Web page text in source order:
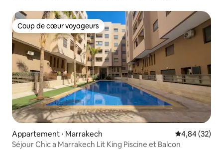
Coup de cœur voyageurs
Coup de cœur voyageurs
Appartement ⋅ Marrakech Évaluation
4,84 (32)
Séjour Chic a Marrakech Lit King Piscine et Balcon